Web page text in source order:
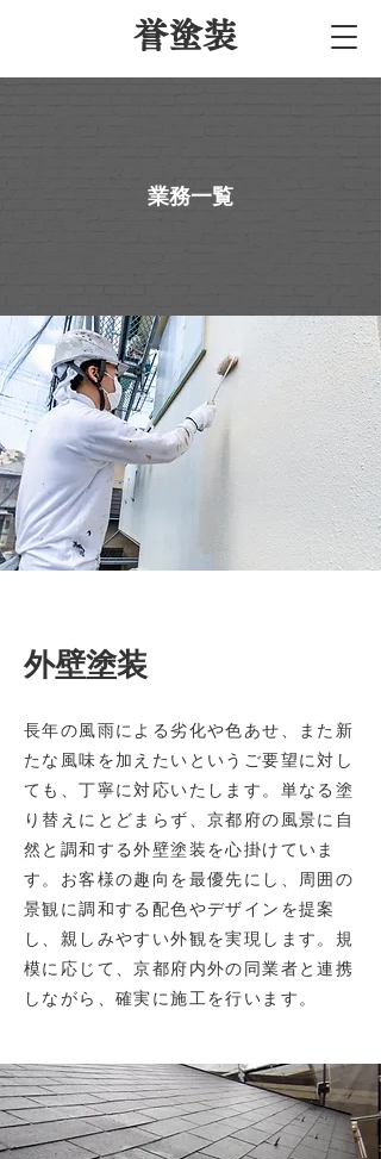
​誉塗装​
業務一覧
​外壁塗装
長年の風雨による劣化や色あせ、また新
たな風味を加えたいというご要望に対し
ても、丁寧に対応いたします。単なる塗
り替えにとどまらず、京都府の風景に自
然と調和する外壁塗装を心掛けていま
す。お客様の趣向を最優先にし、周囲の
景観に調和する配色やデザインを提案
し、親しみやすい外観を実現します。規
模に応じて、京都府内外の同業者と連携
しながら、確実に施工を行います。